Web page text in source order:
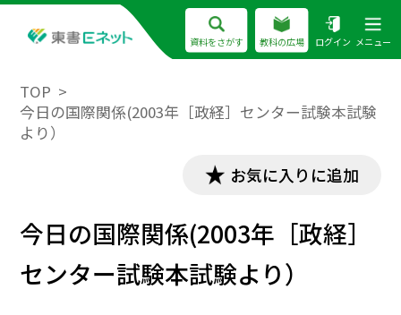
資料をさがす 教科の広場 ログイン メニュー
TOP
今日の国際関係(2003年［政経］センター試験本試験
より）
お気に入りに追加
今日の国際関係(2003年［政経］
センター試験本試験より）